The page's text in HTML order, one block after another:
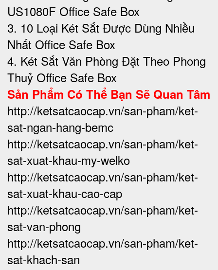
US1080F Office Safe Box
3. 10 Loại Két Sắt Được Dùng Nhiều
Nhất Office Safe Box
4. Két Sắt Văn Phòng Đặt Theo Phong
Thuỷ Office Safe Box
Sản Phẩm Có Thể Bạn Sẽ Quan Tâm
http://ketsatcaocap.vn/san-pham/ket-
sat-ngan-hang-bemc
http://ketsatcaocap.vn/san-pham/ket-
sat-xuat-khau-my-welko
http://ketsatcaocap.vn/san-pham/ket-
sat-xuat-khau-cao-cap
http://ketsatcaocap.vn/san-pham/ket-
sat-van-phong
http://ketsatcaocap.vn/san-pham/ket-
sat-khach-san